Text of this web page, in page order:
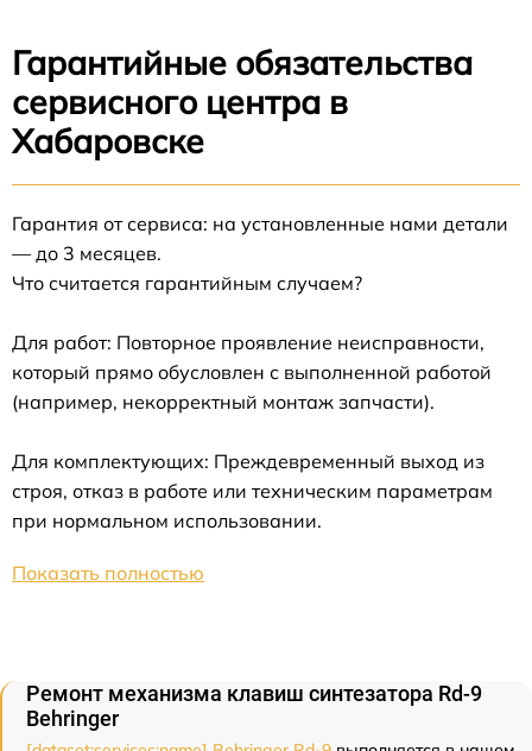
Гарантийные обязательства
сервисного центра в
Хабаровске
Гарантия от сервиса: на установленные нами детали
— до 3 месяцев.
Что считается гарантийным случаем?
Для работ: Повторное проявление неисправности,
который прямо обусловлен с выполненной работой
(например, некорректный монтаж запчасти).
Для комплектующих: Преждевременный выход из
строя, отказ в работе или техническим параметрам
при нормальном использовании.
Показать полностью
Ремонт механизма клавиш синтезатора Rd-9
Behringer